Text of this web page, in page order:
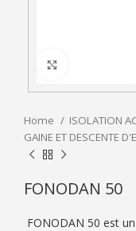
Home
ISOLATION
GAINE ET DESCENTE
FONODAN 50
FONODAN 50 est